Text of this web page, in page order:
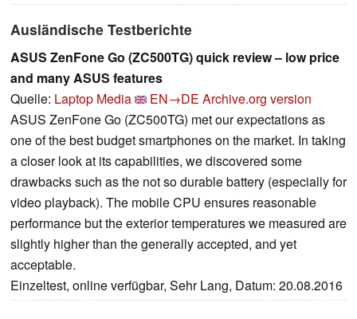
Ausländische Testberichte
ASUS ZenFone Go (ZC500TG) quick review – low price
and many ASUS features
Quelle: Laptop Media EN→DE Archive.org version
ASUS ZenFone Go (ZC500TG) met our expectations as
one of the best budget smartphones on the market. In taking
a closer look at its capabilities, we discovered some
drawbacks such as the not so durable battery (especially for
video playback). The mobile CPU ensures reasonable
performance but the exterior temperatures we measured are
slightly higher than the generally accepted, and yet
acceptable.
Einzeltest, online verfügbar, Sehr Lang, Datum: 20.08.2016